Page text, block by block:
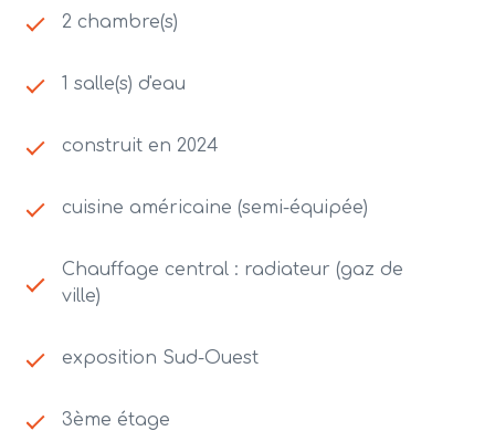
2 chambre(s)
1 salle(s) d'eau
construit en 2024
cuisine américaine (semi-équipée)
Chauffage central : radiateur (gaz de
ville)
exposition Sud-Ouest
3ème étage